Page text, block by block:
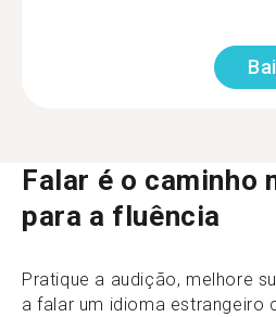
Falar é o caminho
para a fluência
Pratique a audição, melhore
a falar um idioma estrangeiro